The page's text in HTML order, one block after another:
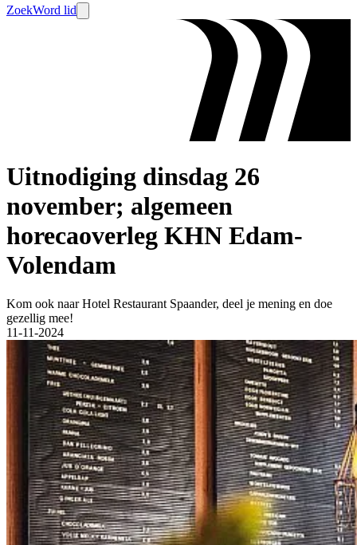
ZoekWord lid
Uitnodiging dinsdag 26
november; algemeen
horecaoverleg KHN Edam-
Volendam
Kom ook naar Hotel Restaurant Spaander, deel je mening en doe
gezellig mee!
11-11-2024